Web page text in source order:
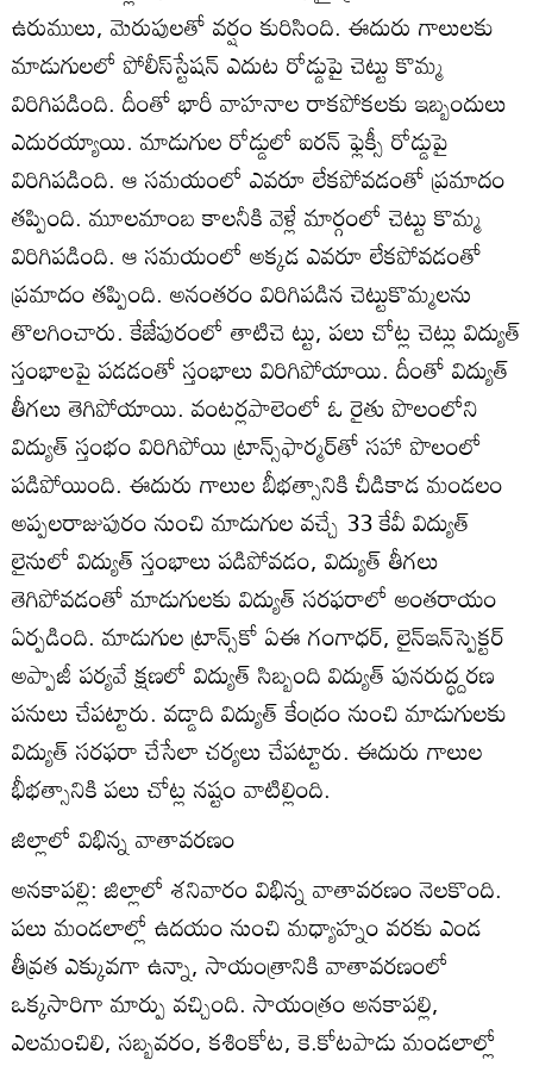
ఉరుములు, మెరుపులతో వర్షం కురిసింది. ఈదురు గాలులకు
మాడుగులలో పోలీస్‌స్టేషన్‌ ఎదుట రోడ్డుపై చెట్టు కొమ్మ
విరిగిపడింది. దీంతో భారీ వాహనాల రాకపోకలకు ఇబ్బందులు
ఎదురయ్యాయి. మాడుగుల రోడ్డులో ఐరన్‌ ఫ్లెక్సీ రోడ్డుపై
విరిగిపడింది. ఆ సమయంలో ఎవరూ లేకపోవడంతో ప్రమాదం
తప్పింది. మూలమాంబ కాలనీకి వెళ్లే మార్గంలో చెట్టు కొమ్మ
విరిగిపడింది. ఆ సమయంలో అక్కడ ఎవరూ లేకపోవడంతో
ప్రమాదం తప్పింది. అనంతరం విరిగిపడిన చెట్టుకొమ్మలను
తొలగించారు. కేజేపురంలో తాటిచె ట్టు, పలు చోట్ల చెట్లు విద్యుత్‌
స్తంభాలపై పడడంతో స్తంభాలు విరిగిపోయాయి. దీంతో విద్యుత్‌
తీగలు తెగిపోయాయి. వంటర్లపాలెంలో ఓ రైతు పొలంలోని
విద్యుత్‌ స్తంభం విరిగిపోయి ట్రాన్స్‌ఫార్మర్‌తో సహా పొలంలో
పడిపోయింది. ఈదురు గాలుల బీభత్సానికి చీడికాడ మండలం
అప్పలరాజుపురం నుంచి మాడుగుల వచ్చే 33 కేవీ విద్యుత్‌
లైనులో విద్యుత్‌ స్తంభాలు పడిపోవడం, విద్యుత్‌ తీగలు
తెగిపోవడంతో మాడుగులకు విద్యుత్‌ సరఫరాలో అంతరాయం
ఏర్పడింది. మాడుగుల ట్రాన్స్‌కో ఏఈ గంగాధర్‌, లైన్‌ఇన్‌స్పెక్టర్‌
అప్పాజీ పర్యవే క్షణలో విద్యుత్‌ సిబ్బంది విద్యుత్‌ పునరుద్ధ్దరణ
పనులు చేపట్టారు. వడ్డాది విద్యుత్‌ కేంద్రం నుంచి మాడుగులకు
విద్యుత్‌ సరఫరా చేసేలా చర్యలు చేపట్టారు. ఈదురు గాలుల
భీభత్సానికి పలు చోట్ల నష్టం వాటిల్లింది.
జిల్లాలో విభిన్న వాతావరణం
అనకాపల్లి: జిల్లాలో శనివారం విభిన్న వాతావరణం నెలకొంది.
పలు మండలాల్లో ఉదయం నుంచి మధ్యాహ్నం వరకు ఎండ
తీవ్రత ఎక్కువగా ఉన్నా, సాయంత్రానికి వాతావరణంలో
ఒక్కసారిగా మార్పు వచ్చింది. సాయంత్రం అనకాపల్లి,
ఎలమంచిలి, సబ్బవరం, కశింకోట, కె.కోటపాడు మండలాల్లో